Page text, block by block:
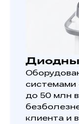
системами
до 50 млн
клиента и